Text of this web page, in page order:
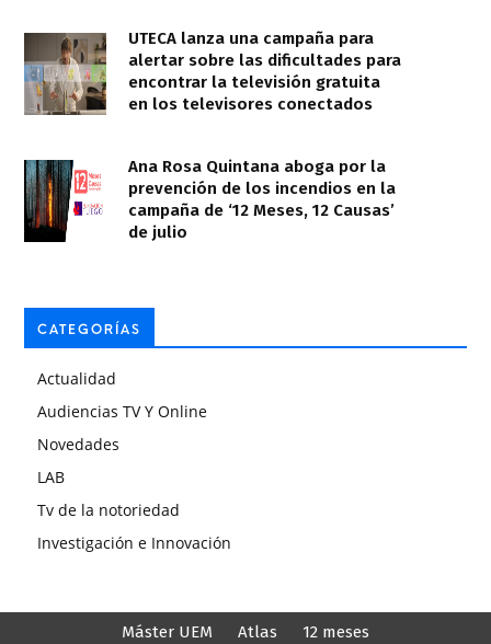
UTECA lanza una campaña para
alertar sobre las dificultades para
encontrar la televisión gratuita
en los televisores conectados
Ana Rosa Quintana aboga por la
prevención de los incendios en la
campaña de ‘12 Meses, 12 Causas’
de julio
CATEGORÍAS
Actualidad
Audiencias TV Y Online
Novedades
LAB
Tv de la notoriedad
Investigación e Innovación
Máster UEM Atlas 12 meses